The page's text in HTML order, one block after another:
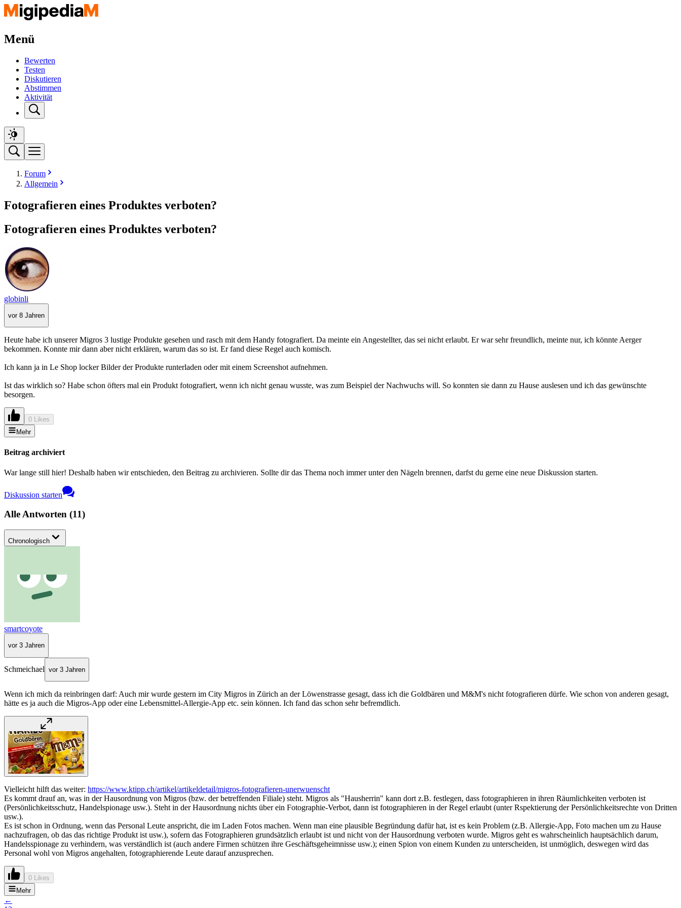
Menü
Bewerten
Testen
Diskutieren
Abstimmen
Aktivität
Forum
Allgemein
Fotografieren eines Produktes verboten?
Fotografieren eines Produktes verboten?
globinli
vor 8 Jahren
Heute habe ich unserer Migros 3 lustige Produkte gesehen und rasch mit dem Handy fotografiert. Da meinte ein Angestellter, das sei nicht erlaubt. Er war sehr freundlich, meinte nur, ich könnte Aerger
bekommen. Konnte mir dann aber nicht erklären, warum das so ist. Er fand diese Regel auch komisch.
Ich kann ja in Le Shop locker Bilder der Produkte runterladen oder mit einem Screenshot aufnehmen.
Ist das wirklich so? Habe schon öfters mal ein Produkt fotografiert, wenn ich nicht genau wusste, was zum Beispiel der Nachwuchs will. So konnten sie dann zu Hause auslesen und ich das gewünschte
besorgen.
0 Likes
Mehr
Beitrag archiviert
War lange still hier! Deshalb haben wir entschieden, den Beitrag zu archivieren. Sollte dir das Thema noch immer unter den Nägeln brennen, darfst du gerne eine neue Diskussion starten.
Diskussion starten
Alle Antworten (11)
Chronologisch
smartcoyote
vor 3 Jahren
Schmeichael vor 3 Jahren
Wenn ich mich da reinbringen darf: Auch mir wurde gestern im City Migros in Zürich an der Löwenstrasse gesagt, dass ich die Goldbären und M&M's nicht fotografieren dürfe. Wie schon von anderen gesagt,
hätte es ja auch die Migros-App oder eine Lebensmittel-Allergie-App etc. sein können. Ich fand das schon sehr befremdlich.
Vielleicht hilft das weiter: https://www.ktipp.ch/artikel/artikeldetail/migros-fotografieren-unerwuenscht
Es kommt drauf an, was in der Hausordnung von Migros (bzw. der betreffenden Filiale) steht. Migros als "Hausherrin" kann dort z.B. festlegen, dass fotographieren in ihren Räumlichkeiten verboten ist
(Persönlichkeitsschutz, Handelspionage usw.). Steht in der Hausordnung nichts über ein Fotographie-Verbot, dann ist fotographieren in der Regel erlaubt (unter Rspektierung der Persönlichkeitsrechte von Dritten
usw.).
Es ist schon in Ordnung, wenn das Personal Leute anspricht, die im Laden Fotos machen. Wenn man eine plausible Begründung dafür hat, ist es kein Problem (z.B. Allergie-App, Foto machen um zu Hause
nachzufragen, ob das das richtige Produkt ist usw.), sofern das Fotographieren grundsätzlich erlaubt ist und nicht von der Hausordnung verboten wurde. Migros geht es wahrscheinlich hauptsächlich darum,
Handelsspionage zu verhindern, was verständlich ist (auch andere Firmen schützen ihre Geschäftsgeheimnisse usw.); einen Spion von einem Kunden zu unterscheiden, ist unmöglich, deswegen wird das
Personal wohl von Migros angehalten, fotographierende Leute darauf anzusprechen.
0 Likes
Mehr
←